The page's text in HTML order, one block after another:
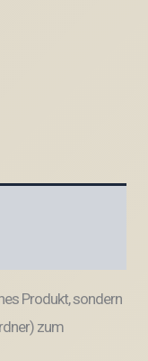
Produkt, sondern
zum